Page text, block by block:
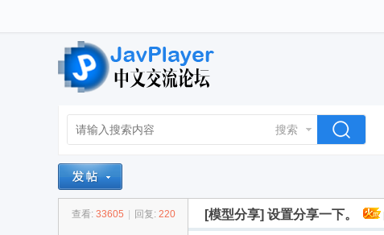
搜索
查看: 33605 回复: 220 [模型分享] 设置分享一下。